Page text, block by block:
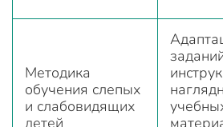
Методика
обучения слепых
и слабовидящих
детей